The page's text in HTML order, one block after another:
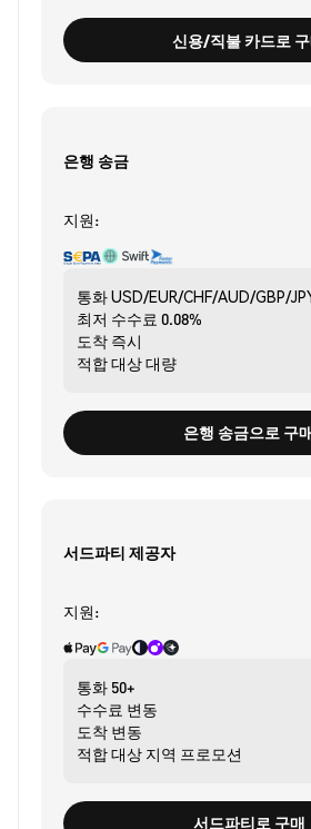
신용/직불 카드로
은행 송금
지원:
통화USD/EUR/CHF/AUD/GBP/
최저 수수료 0.08%
도착 즉시
적합 대상대량
은행 송금으로 구
서드파티 제공자
지원:
통화 50+
수수료 변동
도착 변동
적합 대상 지역 프로모션
서드파티로 구매